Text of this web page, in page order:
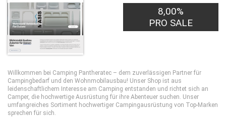
8,00%
PRO SALE
Willkommen bei Camping Pantheratec – dem zuverlässigen Partner für
Campingbedarf und den Wohnmobilausbau! Unser Shop ist aus
leidenschaftlichem Interesse am Camping entstanden und richtet sich an
Camper, die hochwertige Ausrüstung für ihre Abenteuer suchen. Unser
umfangreiches Sortiment hochwertiger Campingausrüstung von Top-Marken
sprechen für sich.